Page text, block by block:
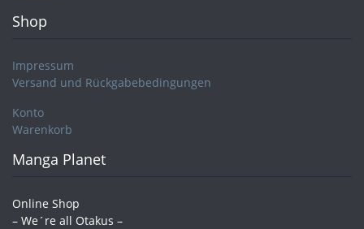
Shop
Impressum
Versand und Rückgabebedingungen
Konto
Warenkorb
Manga Planet
Online Shop
– We´re all Otakus –